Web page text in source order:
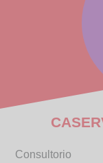
Consultorio